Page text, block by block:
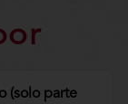
(solo parte